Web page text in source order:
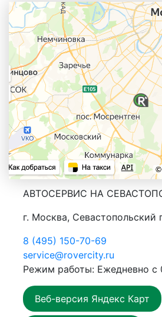
АВТОСЕРВИС НА
г. Москва, Севастопольский
8 (495) 150-70-69
service@rovercity.ru
Режим работы: Ежедневно с
Веб-версия Яндекс Карт